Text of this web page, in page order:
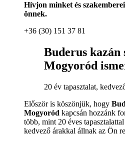
Hívjon minket és
önnek.
+36 (30) 151 37 81
Buderus kazán
Mogyoród
20 év tapasztalat,
Először is köszönjük, hogy
Mogyoród kapcsán hozzánk
több, mint 20 éves
kedvező árakkal állnak az Ön